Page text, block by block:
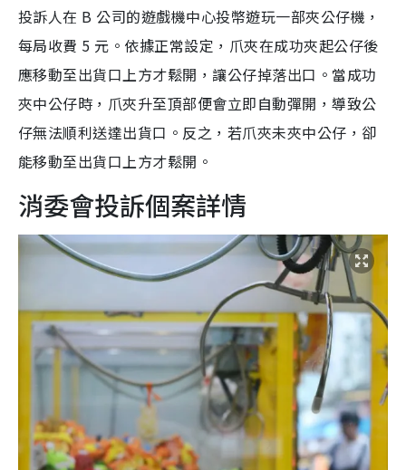
投訴人在 B 公司的遊戲機中心投幣遊玩一部夾公仔機，
每局收費 5 元。依據正常設定，爪夾在成功夾起公仔後
應移動至出貨口上方才鬆開，讓公仔掉落出口。當成功
夾中公仔時，爪夾升至頂部便會立即自動彈開，導致公
仔無法順利送達出貨口。反之，若爪夾未夾中公仔，卻
能移動至出貨口上方才鬆開。
消委會投訴個案詳情